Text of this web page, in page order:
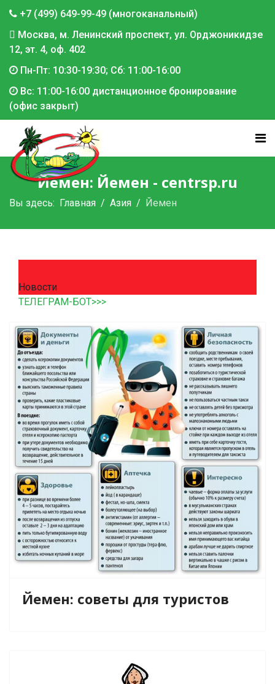
+7 (499) 649-99-49 (многоканальный)
Москва, м. Ленинский проспект, ул. Орджоникидзе
12, эт. 4, оф. 402
Пн-Пт: 10:30-19:30; Сб: 11:00-16:00
Вс: 11:00-16:00 дистанционное бронирование
(офис закрыт)
Йемен: Йемен - centrsp.ru
Вы здесь: Главная Азия Йемен
Новости
ТЕЛЕГРАМ-БОТ>>>
Йемен: советы для туристов